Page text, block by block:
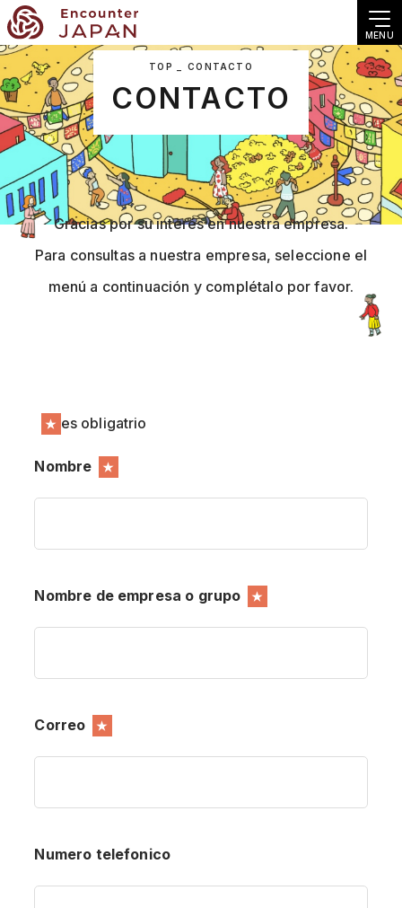
MENU
TOP CONTACTO
CONTACTO
Gracias por su interés en nuestra empresa.
Para consultas a nuestra empresa, seleccione el
menú a continuación y complétalo por favor.
★ es obligatrio
Nombre ★
Nombre de empresa o grupo ★
Correo ★
Numero telefonico